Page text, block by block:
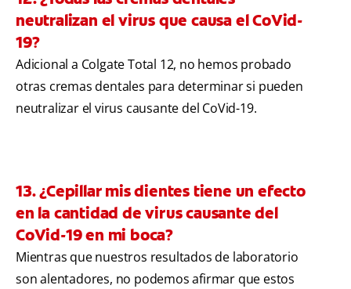
neutralizan el virus que causa el CoVid-
19?
Adicional a Colgate Total 12, no hemos probado
otras cremas dentales para determinar si pueden
neutralizar el virus causante del CoVid-19.
13. ¿Cepillar mis dientes tiene un efecto
en la cantidad de virus causante del
CoVid-19 en mi boca?
Mientras que nuestros resultados de laboratorio
son alentadores, no podemos afirmar que estos